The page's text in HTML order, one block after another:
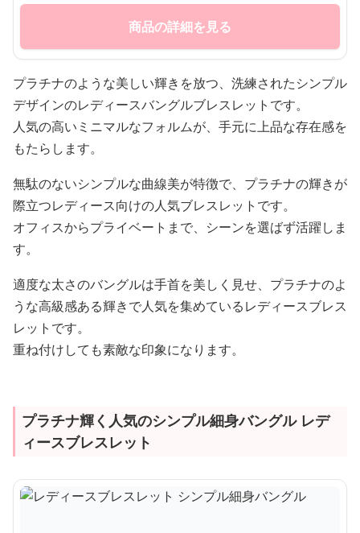
商品の詳細を見る
プラチナのような美しい輝きを放つ、洗練されたシンプル
デザインのレディースバングルブレスレットです。
人気の高いミニマルなフォルムが、手元に上品な存在感を
もたらします。
無駄のないシンプルな曲線美が特徴で、プラチナの輝きが
際立つレディース向けの人気ブレスレットです。
オフィスからプライベートまで、シーンを選ばず活躍しま
す。
適度な太さのバングルは手首を美しく見せ、プラチナのよ
うな高級感ある輝きで人気を集めているレディースブレス
レットです。
重ね付けしても素敵な印象になります。
プラチナ輝く人気のシンプル細身バングル レデ
ィースブレスレット